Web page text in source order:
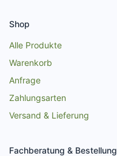
Shop
Alle Produkte
Warenkorb
Anfrage
Zahlungsarten
Versand & Lieferung
Fachberatung & Bestellung